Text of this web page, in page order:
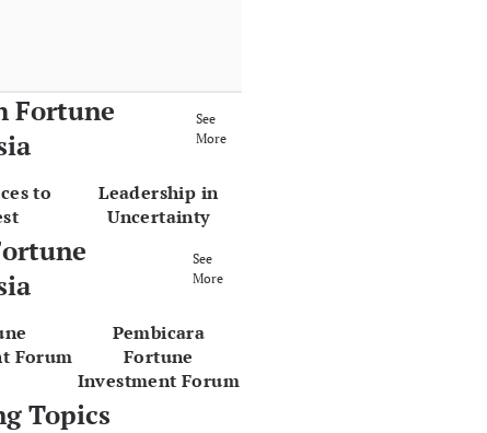
Fortune
See
More
to
Leadership in
Uncertainty
See
More
Forum
Pembicara
Fortune
Investment Forum
Topics